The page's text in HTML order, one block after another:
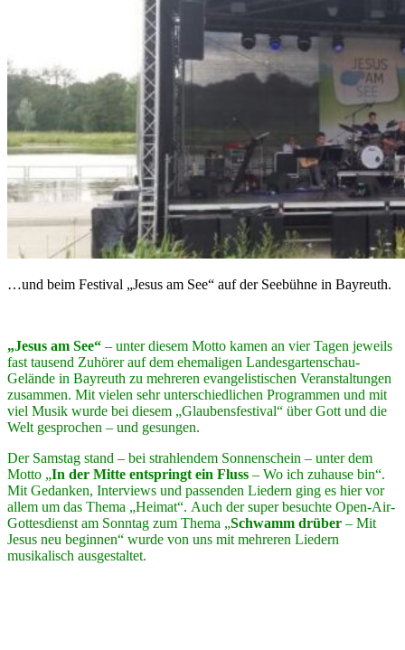
…und beim Festival „Jesus am See“ auf der Seebühne in Bayreuth.
„Jesus am See“ – unter diesem Motto kamen an vier Tagen jeweils
fast tausend Zuhörer auf dem ehemaligen Landesgartenschau-
Gelände in Bayreuth zu mehreren evangelistischen Veranstaltungen
zusammen. Mit vielen sehr unterschiedlichen Programmen und mit
viel Musik wurde bei diesem „Glaubensfestival“ über Gott und die
Welt gesprochen – und gesungen.
Der Samstag stand – bei strahlendem Sonnenschein – unter dem
Motto „In der Mitte entspringt ein Fluss – Wo ich zuhause bin“.
Mit Gedanken, Interviews und passenden Liedern ging es hier vor
allem um das Thema „Heimat“. Auch der super besuchte Open-Air-
Gottesdienst am Sonntag zum Thema „Schwamm drüber – Mit
Jesus neu beginnen“ wurde von uns mit mehreren Liedern
musikalisch ausgestaltet.